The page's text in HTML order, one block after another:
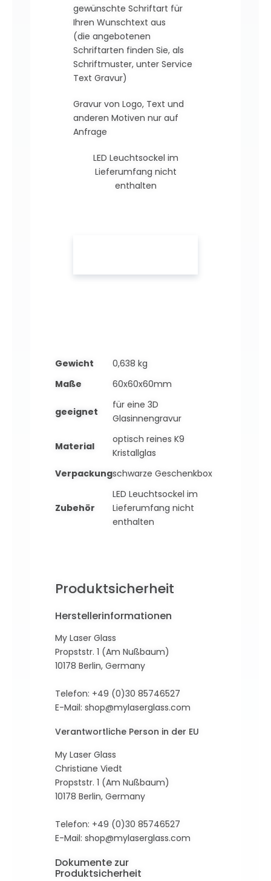
gewünschte Schriftart für
Ihren Wunschtext aus
(die angebotenen
Schriftarten finden Sie, als
Schriftmuster, unter Service
Text Gravur)
Gravur von Logo, Text und
anderen Motiven nur auf
Anfrage
LED Leuchtsockel im
Lieferumfang nicht
enthalten
Gewicht
0,638 kg
Maße
60x60x60mm
geeignet
für eine 3D
Glasinnengravur
Material
optisch reines K9
Kristallglas
Verpackungschwarze Geschenkbox
Zubehör
LED Leuchtsockel im
Lieferumfang nicht
enthalten
Produktsicherheit
Herstellerinformationen
My Laser Glass
Propststr. 1 (Am Nußbaum)
10178 Berlin, Germany
Telefon: +49 (0)30 85746527
E-Mail: shop@mylaserglass.com
Verantwortliche Person in der EU
My Laser Glass
Christiane Viedt
Propststr. 1 (Am Nußbaum)
10178 Berlin, Germany
Telefon: +49 (0)30 85746527
E-Mail: shop@mylaserglass.com
Dokumente zur
Produktsicherheit